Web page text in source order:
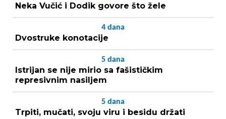
Neka Vučić i Dodik govore što žele
4 dana
Dvostruke konotacije
5 dana
Istrijan se nije mirio sa fašističkim
represivnim nasiljem
5 dana
Trpiti, mučati, svoju viru i besidu držati